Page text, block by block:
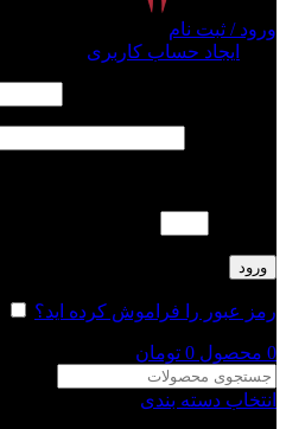
ورود / ثبت نام
ایجاد حساب کاربری
ورود
رمز عبور را فراموش کرده اید؟
0 محصول 0 تومان
انتخاب دسته بندی